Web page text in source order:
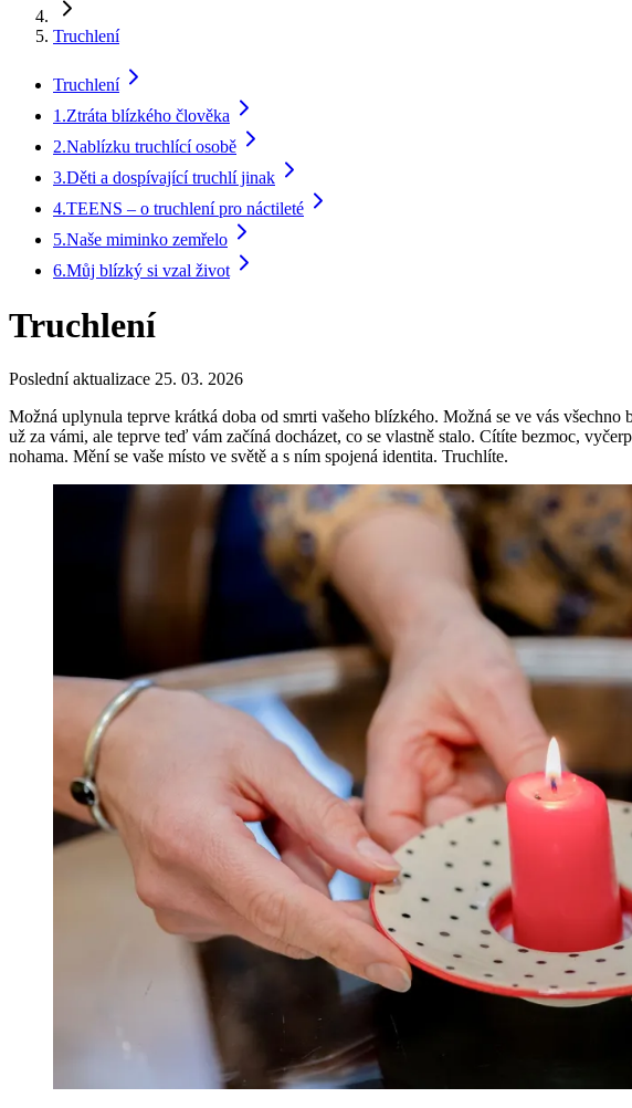
Truchlení
Truchlení
1.Ztráta blízkého člověka
2.Nablízku truchlící osobě
3.Děti a dospívající truchlí jinak
4.TEENS – o truchlení pro náctileté
5.Naše miminko zemřelo
6.Můj blízký si vzal život
Truchlení
Poslední aktualizace 25. 03. 2026
Možná uplynula teprve krátká doba od smrti vašeho blízkého. Možná se ve vás
už za vámi, ale teprve teď vám začíná docházet, co se vlastně stalo. Cítíte bezmoc,
nohama. Mění se vaše místo ve světě a s ním spojená identita. Truchlíte.